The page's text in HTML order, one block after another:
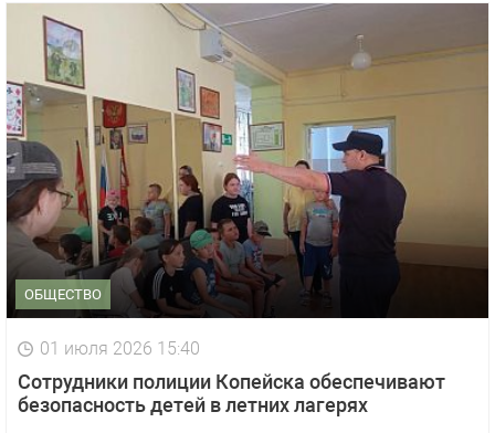
ОБЩЕСТВО
01 июля 2026 15:40
Сотрудники полиции Копейска обеспечивают
безопасность детей в летних лагерях